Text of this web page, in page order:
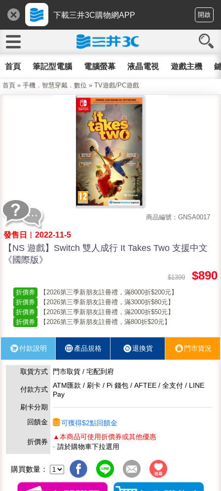
下載三井3C購物網APP 開啟
首頁 筆記型電腦 電腦螢幕 液晶電視 遊戲主機
首頁 » 手機．智慧穿戴．數位 » TV遊戲/PC遊戲
商品編號：GNSA0017
發售日︱2022-11-5
【NS 遊戲】Switch 雙人成行 It Takes Two 支援中文
《國際版》
$1399 $890
折價券
【2026第三季新朋友註冊禮，滿8000折$200元】
折價券
【2026第三季新朋友註冊禮，滿3000折$80元】
折價券
【2026第三季新朋友註冊禮，滿2000折$50元】
折價券
【2026第三季新朋友註冊禮，滿800折$20元】
付款說明 產品規格 退換貨 門市貨況
取貨方式 門市取貨 / 宅配到府
付款方式
ATM匯款 / 刷卡 / Pi 錢包 / AFTEE / 全支付 / LINE
Pay
刷卡分期
回饋金
可獲得$2點回饋金
折價券
▲本商品可使用折價券或其他優惠
· 請於購物車下拉選用
購買數量：